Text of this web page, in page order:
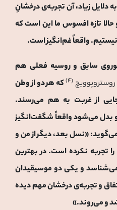
زیاد، آن تجربه‌ی درخشانِ
تازه افسوس ما این است که
واقعاً غم‌انگیز است.
سابق و روسیه فعلی هم
روستروپوویچ (۴)
که هر دو از وطن
از غربت به هم می‌رسند.
بدل می‌شود واقعاً شگفت‌انگیز
«نسل بعد، دیگر از من و
تجربه نکرده است. در بهترین
و یکی دو موسیقیدان
و تجربه‌ی درخشان مهم دیده
و می‌روند.»